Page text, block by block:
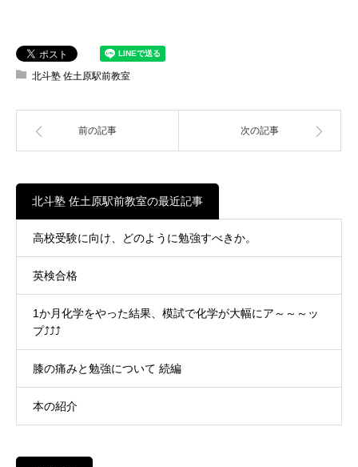
北斗塾 佐土原駅前教室
前の記事 次の記事
北斗塾 佐土原駅前教室の最近記事
高校受験に向け、どのように勉強すべきか。
英検合格
1か月化学をやった結果、模試で化学が大幅にア～～～ッ
プ⤴⤴⤴
膝の痛みと勉強について 続編
本の紹介